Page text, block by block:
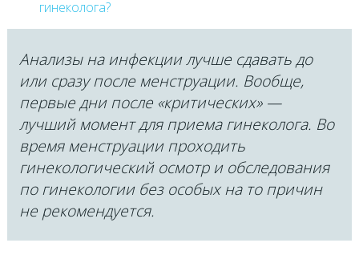
гинеколога?
Анализы на инфекции лучше сдавать до
или сразу после менструации. Вообще,
первые дни после «критических» —
лучший момент для приема гинеколога. Во
время менструации проходить
гинекологический осмотр и обследования
по гинекологии без особых на то причин
не рекомендуется.